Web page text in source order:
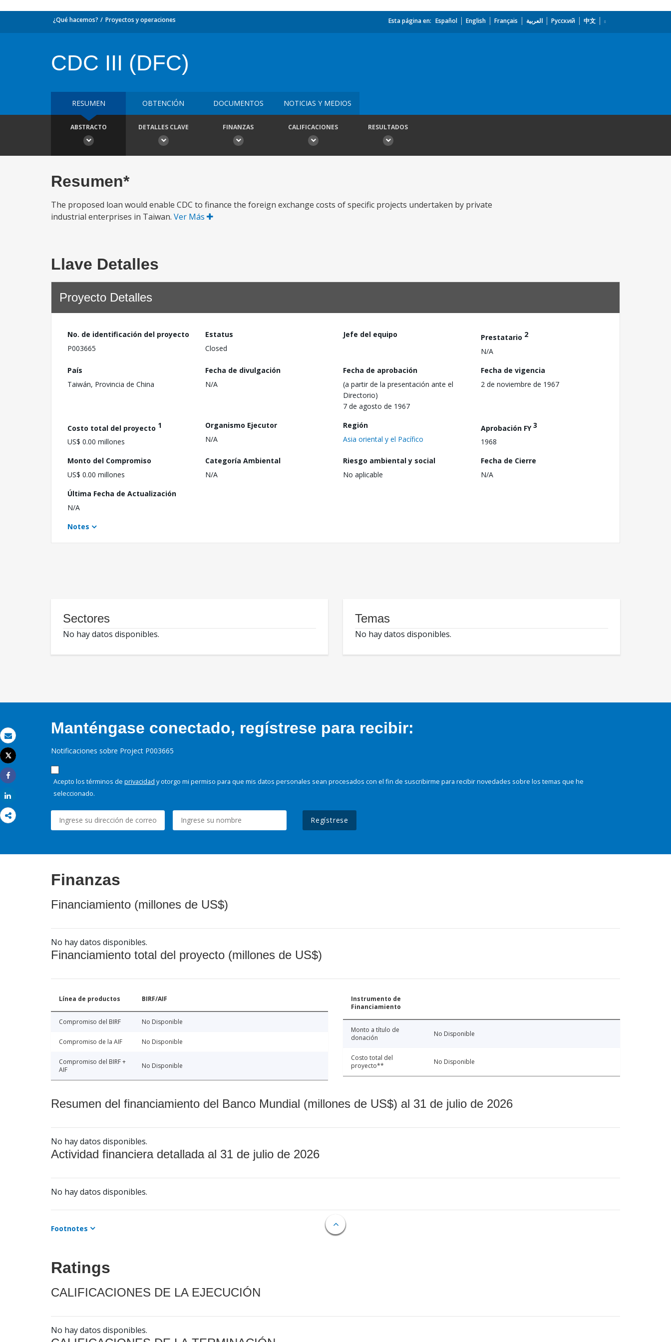
Correo electrónico
Imprimir
Tweet
Share
¿Qué hacemos? Proyectos y operaciones Esta página en: Español English Français العربية Русский 中文
CDC III (DFC)
RESUMEN OBTENCIÓN DOCUMENTOS NOTICIAS Y MEDIOS
ABSTRACTO DETALLES CLAVE FINANZAS CALIFICACIONES RESULTADOS
Resumen*
The proposed loan would enable CDC to finance the foreign exchange costs of specific projects undertaken by private
industrial enterprises in Taiwan. Ver Más
Llave Detalles
Proyecto Detalles
No. de identificación del proyecto
P003665
Estatus
Closed
Jefe del equipo Prestatario 2
N/A
País
Taiwán, Provincia de China
Fecha de divulgación
N/A
Fecha de aprobación
(a partir de la presentación ante el
Directorio)
7 de agosto de 1967
Fecha de vigencia
2 de noviembre de 1967
Costo total del proyecto 1
US$ 0.00 millones
Organismo Ejecutor
N/A
Región
Asia oriental y el Pacífico
Aprobación FY3
1968
Monto del Compromiso
US$ 0.00 millones
Categoría Ambiental
N/A
Riesgo ambiental y social
No aplicable
Fecha de Cierre
N/A
Última Fecha de Actualización
N/A
Notes
Sectores
No hay datos disponibles.
Temas
No hay datos disponibles.
Manténgase conectado, regístrese para recibir:
Notificaciones sobre Project P003665
Acepto los términos de privacidad y otorgo mi permiso para que mis datos personales sean procesados con el fin de suscribirme para recibir novedades sobre los temas que he
seleccionado.
Regístrese
Finanzas
Financiamiento (millones de US$)
No hay datos disponibles.
Financiamiento total del proyecto (millones de US$)
Línea de productos BIRF/AIF
Compromiso del BIRF No Disponible
Compromiso de la AIF No Disponible
Compromiso del BIRF +
AIF
No Disponible
Instrumento de
Financiamiento
Monto a título de
donación
No Disponible
Costo total del
proyecto**
No Disponible
Resumen del financiamiento del Banco Mundial (millones de US$) al 31 de julio de 2026
No hay datos disponibles.
Actividad financiera detallada al 31 de julio de 2026
No hay datos disponibles.
Footnotes
Ratings
CALIFICACIONES DE LA EJECUCIÓN
No hay datos disponibles.